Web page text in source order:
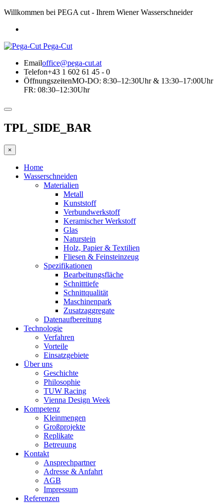
Willkommen bei PEGA cut - Ihrem Wiener Wasserschneider
Pega-Cut
Emailoffice@pega-cut.at
Telefon+43 1 602 61 45 - 0
ÖffnungszeitenMO-DO: 8:30–12:30Uhr & 13:30–17:00Uhr
FR: 08:30–12:30Uhr
TPL_SIDE_BAR
×
Home
Wasserschneiden
Materialien
Metall
Kunststoff
Verbundwerkstoff
Keramischer Werkstoff
Glas
Naturstein
Holz, Papier & Textilien
Fliesen & Feinsteinzeug
Spezifikationen
Bearbeitungsfläche
Schnitttiefe
Schnittqualität
Maschinenpark
Zusatzaggregate
Datenaufbereitung
Technologie
Verfahren
Vorteile
Einsatzgebiete
Über uns
Geschichte
Philosophie
TUW Racing
Vienna Design Week
Kompetenz
Kleinmengen
Großprojekte
Replikate
Betreuung
Kontakt
Ansprechpartner
Adresse & Anfahrt
AGB
Impressum
Referenzen